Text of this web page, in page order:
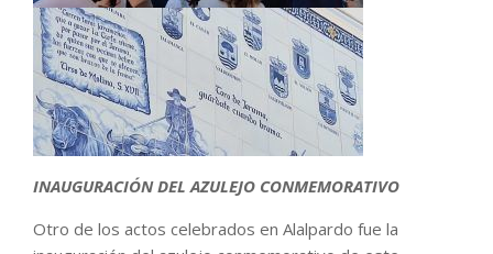
INAUGURACIÓN DEL AZULEJO CONMEMORATIVO
Otro de los actos celebrados en Alalpardo fue la